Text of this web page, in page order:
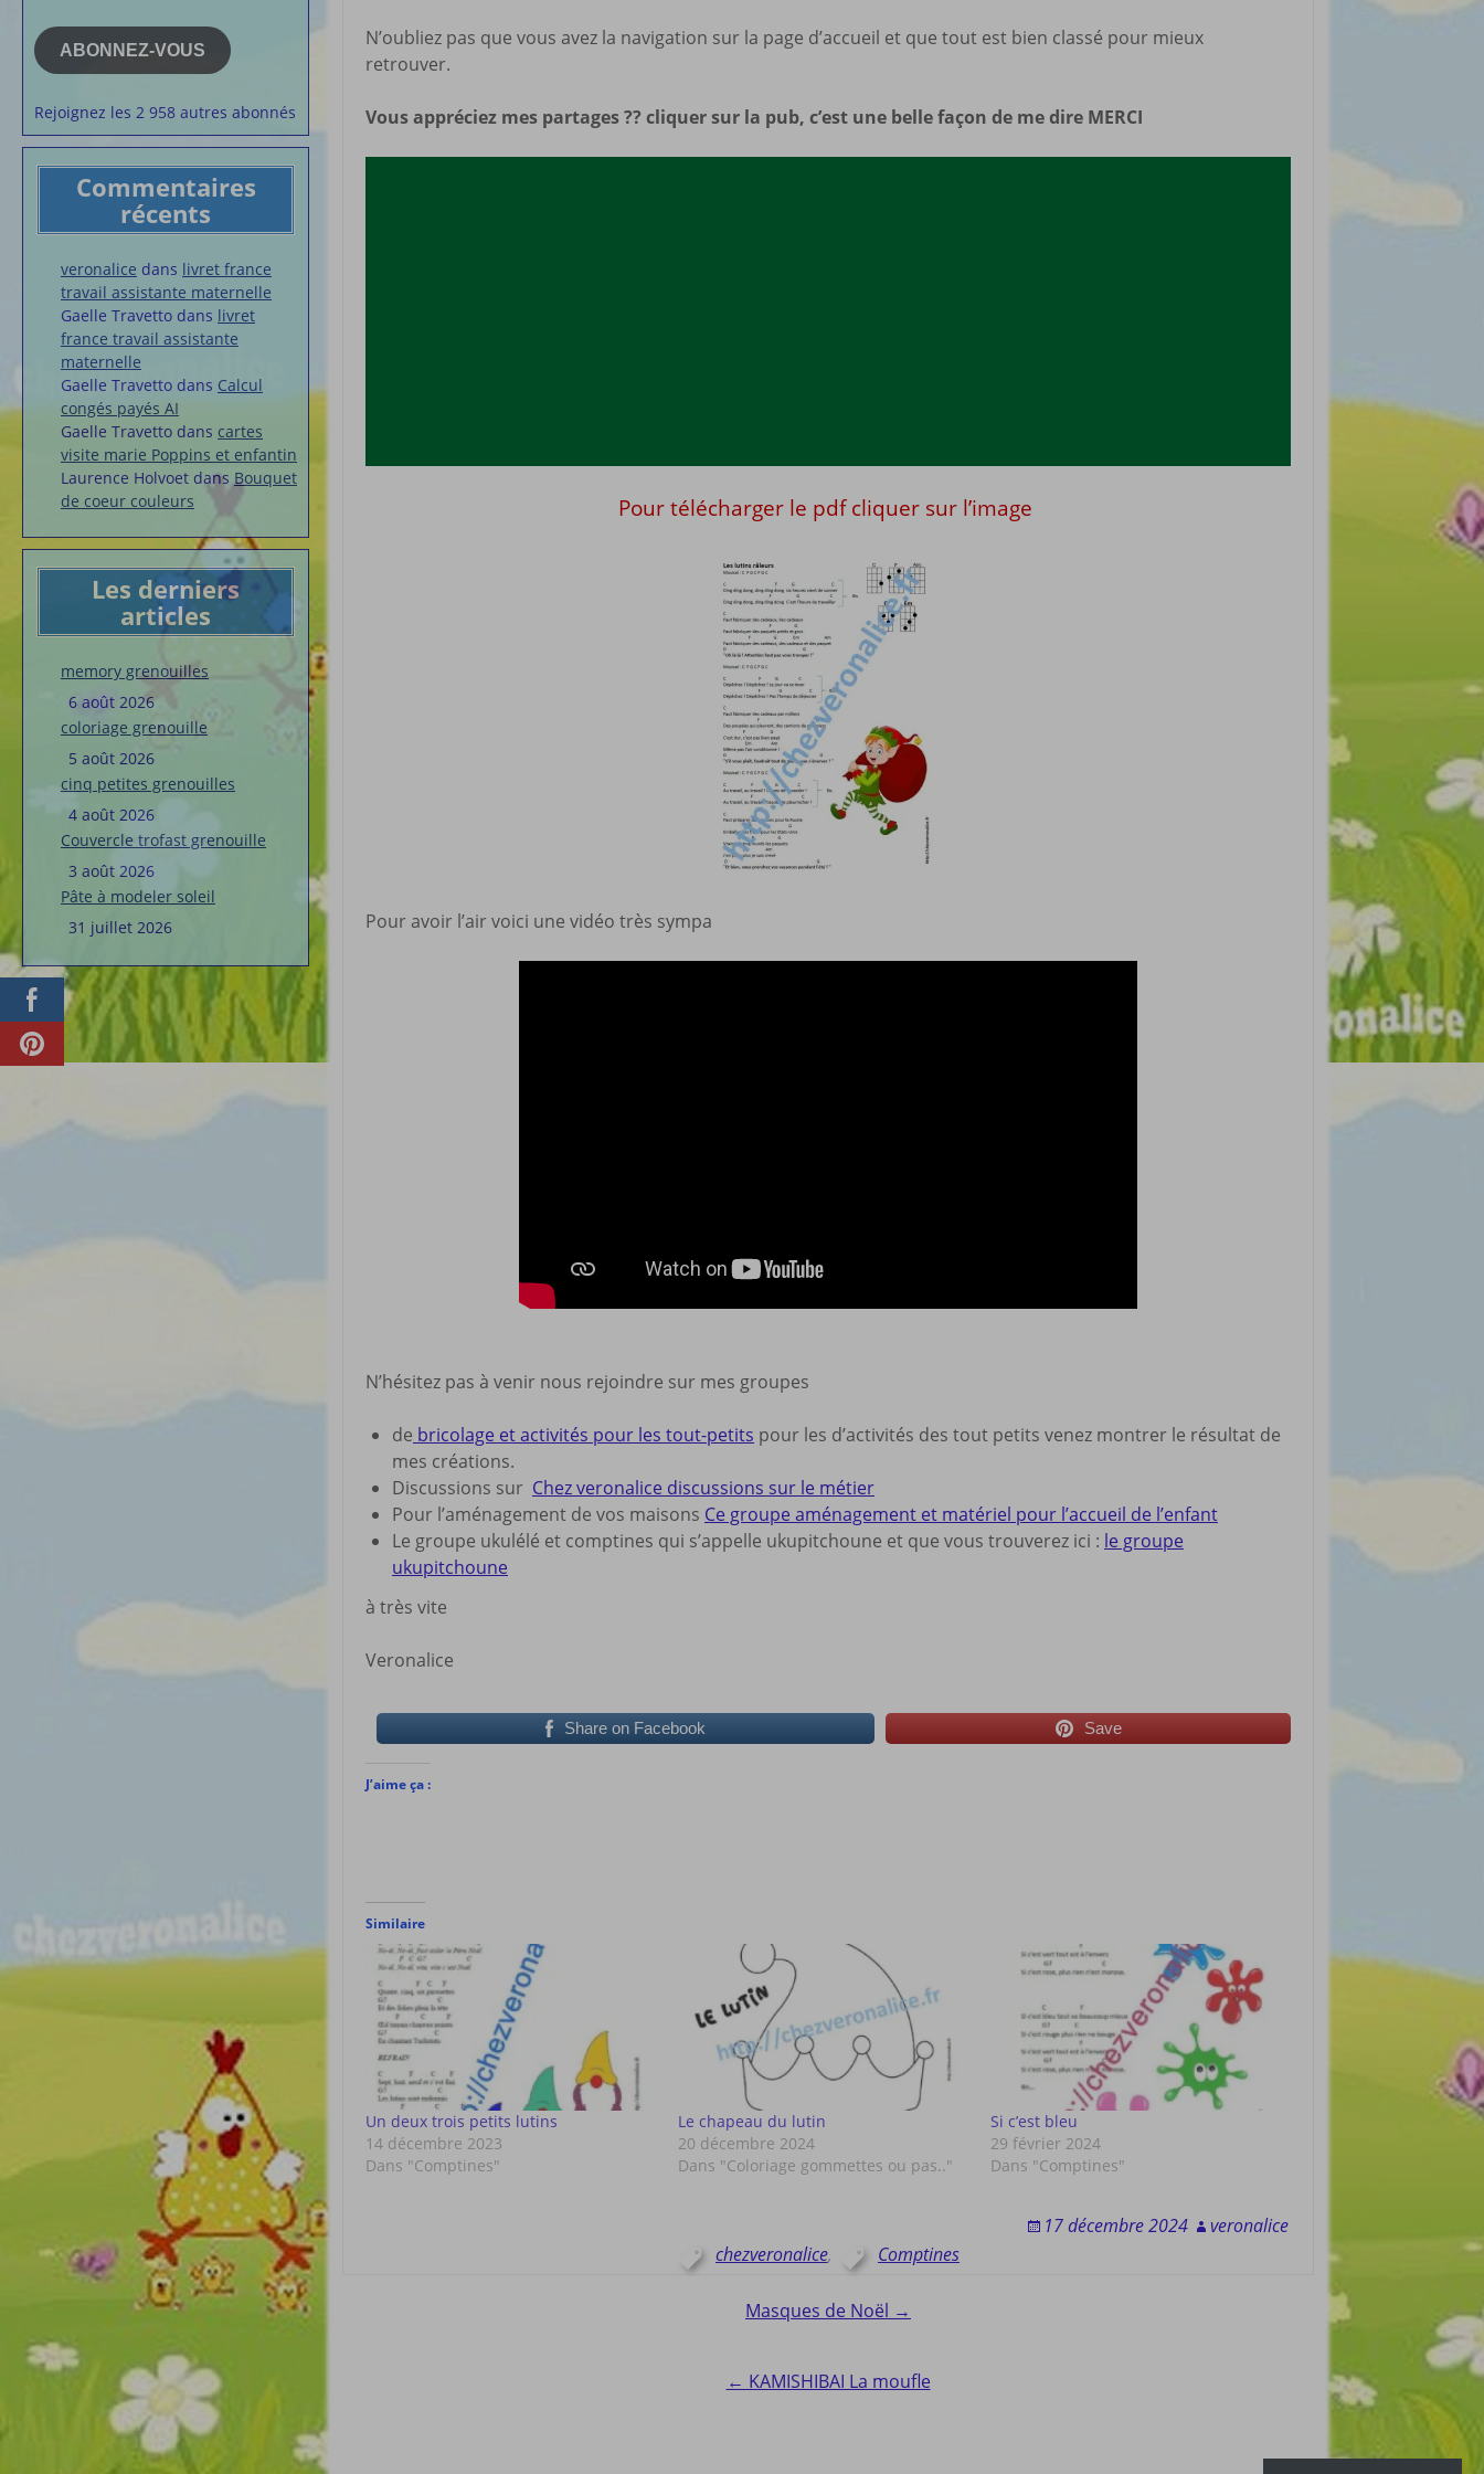
Membres du site
Mes articles préférés
mail
ABONNEZ-VOUS
Rejoignez les 2 958 autres abonnés
Commentaires
récents
veronalice dans livret france
travail assistante maternelle
Gaelle Travetto dans livret
france travail assistante
maternelle
Gaelle Travetto dans Calcul
congés payés AI
Gaelle Travetto dans cartes
visite marie Poppins et enfantin
Laurence Holvoet dans Bouquet
de coeur couleurs
Les derniers
articles
memory grenouilles
6 août 2026
coloriage grenouille
5 août 2026
cinq petites grenouilles
4 août 2026
Couvercle trofast grenouille
3 août 2026
Pâte à modeler soleil
31 juillet 2026
N’oubliez pas que vous avez la navigation sur la page d’accueil et que tout est bien classé pour mieux
retrouver.
Vous appréciez mes partages ?? cliquer sur la pub, c’est une belle façon de me dire MERCI
Pour télécharger le pdf cliquer sur l’image
Pour avoir l’air voici une vidéo très sympa
N’hésitez pas à venir nous rejoindre sur mes groupes
de bricolage et activités pour les tout-petits pour les d’activités des tout petits venez montrer le résultat de
mes créations.
Discussions sur Chez veronalice discussions sur le métier
Pour l’aménagement de vos maisons Ce groupe aménagement et matériel pour l’accueil de l’enfant
Le groupe ukulélé et comptines qui s’appelle ukupitchoune et que vous trouverez ici : le groupe
ukupitchoune
à très vite
Veronalice
Share on Facebook Save
J’aime ça :
Similaire
Un deux trois petits lutins
14 décembre 2023
Dans "Comptines"
Le chapeau du lutin
20 décembre 2024
Dans "Coloriage gommettes ou pas.."
Si c’est bleu
29 février 2024
Dans "Comptines"
17 décembre 2024
veronalice
chezveronalice, Comptines
Masques de Noël →
← KAMISHIBAI La moufle